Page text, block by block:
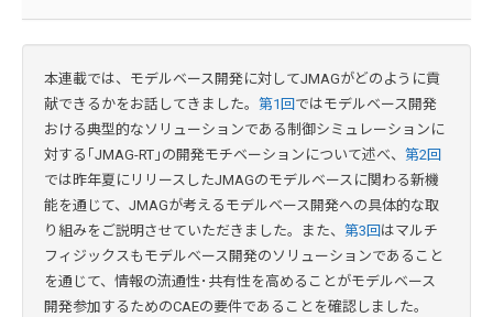
本連載では、モデルベース開発に対してJMAGがどのように貢
献できるかをお話してきました。 第1回 ではモデルベース開発
おける典型的なソリューションである制御シミュレーションに
対する｢JMAG-RT｣の開発モチベーションについて述べ、 第2回
では昨年夏にリリースしたJMAGのモデルベースに関わる新機
能を通じて、JMAGが考えるモデルベース開発への具体的な取
り組みをご説明させていただきました。また、 第3回 はマルチ
フィジックスもモデルベース開発のソリューションであること
を通じて、情報の流通性･共有性を高めることがモデルベース
開発参加するためのCAEの要件であることを確認しました。